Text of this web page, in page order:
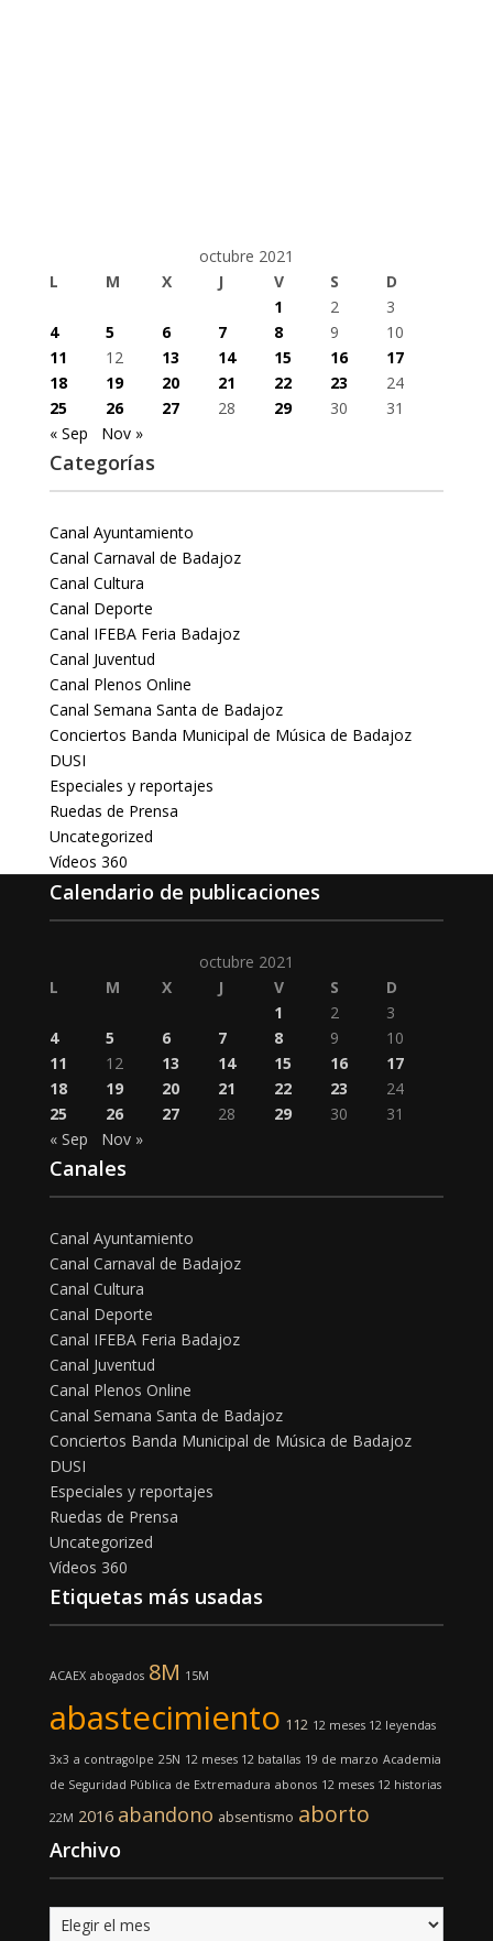
octubre 2021
L
M X J V S
D
1
2
3
4
5 6 7 8 9
10
11
12 13 14 15 16
17
18
19 20 21 22 23
24
25
26 27 28 29 30
31
« Sep
Nov »
Categorías
Canal Ayuntamiento
Canal Carnaval de Badajoz
Canal Cultura
Canal Deporte
Canal IFEBA Feria Badajoz
Canal Juventud
Canal Plenos Online
Canal Semana Santa de Badajoz
Conciertos Banda Municipal de Música de Badajoz
DUSI
Especiales y reportajes
Ruedas de Prensa
Uncategorized
Vídeos 360
Calendario de publicaciones
octubre 2021
L
M X J V S
D
1
2
3
4
5 6 7 8 9
10
11
12 13 14 15 16
17
18
19 20 21 22 23
24
25
26 27 28 29 30
31
« Sep
Nov »
Canales
Canal Ayuntamiento
Canal Carnaval de Badajoz
Canal Cultura
Canal Deporte
Canal IFEBA Feria Badajoz
Canal Juventud
Canal Plenos Online
Canal Semana Santa de Badajoz
Conciertos Banda Municipal de Música de Badajoz
DUSI
Especiales y reportajes
Ruedas de Prensa
Uncategorized
Vídeos 360
Etiquetas más usadas
ACAEX abogados 8M 15M
abastecimiento 112 12 meses 12 leyendas
3x3 a contragolpe 25N 12 meses 12 batallas 19 de marzo Academia
de Seguridad Pública de Extremadura abonos 12 meses 12 historias
22M 2016 abandono absentismo aborto
Archivo
Archivo